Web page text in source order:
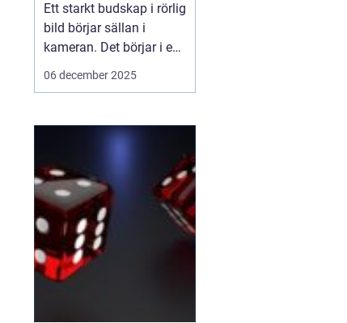
Ett starkt budskap i rörlig
bild börjar sällan i
kameran. Det börjar i en
tydlig plan. När företag
handlar det om att knyta
ihop idé, manus, team,
teknik och distribution.
D&ari...
06 december 2025